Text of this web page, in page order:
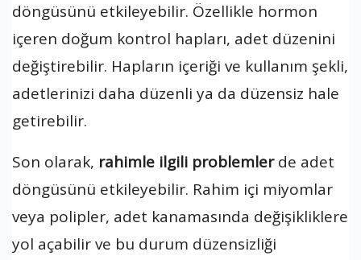
döngüsünü etkileyebilir. Özellikle hormon
içeren doğum kontrol hapları, adet düzenini
değiştirebilir. Hapların içeriği ve kullanım şekli,
adetlerinizi daha düzenli ya da düzensiz hale
getirebilir.
Son olarak, rahimle ilgili problemlerde adet
döngüsünü etkileyebilir. Rahim içi miyomlar
veya polipler, adet kanamasında değişikliklere
yol açabilir ve bu durum düzensizliği